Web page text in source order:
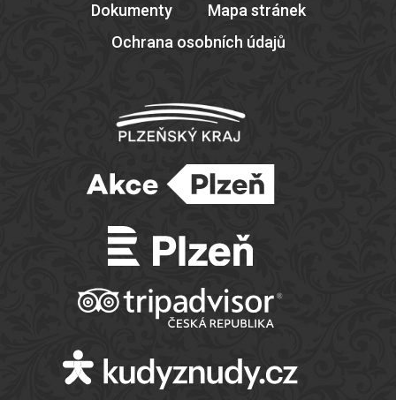
Dokumenty
Mapa stránek
Ochrana osobních údajů